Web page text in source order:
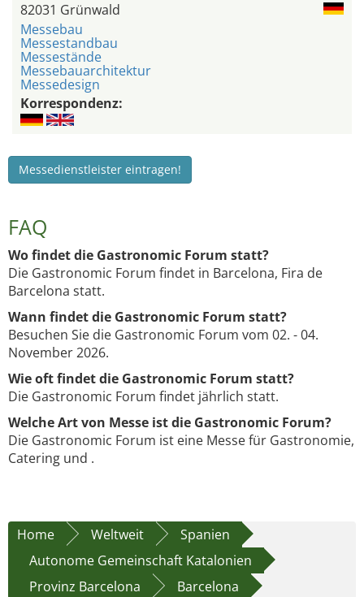
82031 Grünwald
Messebau
Messestandbau
Messestände
Messebauarchitektur
Messedesign
Korrespondenz:
Messedienstleister eintragen!
FAQ
Wo findet die Gastronomic Forum statt?
Die Gastronomic Forum findet in Barcelona, Fira de
Barcelona statt.
Wann findet die Gastronomic Forum statt?
Besuchen Sie die Gastronomic Forum vom 02. - 04.
November 2026.
Wie oft findet die Gastronomic Forum statt?
Die Gastronomic Forum findet jährlich statt.
Welche Art von Messe ist die Gastronomic Forum?
Die Gastronomic Forum ist eine Messe für Gastronomie,
Catering und .
Home Weltweit
Spanien
Autonome Gemeinschaft Katalonien
Provinz Barcelona
Barcelona